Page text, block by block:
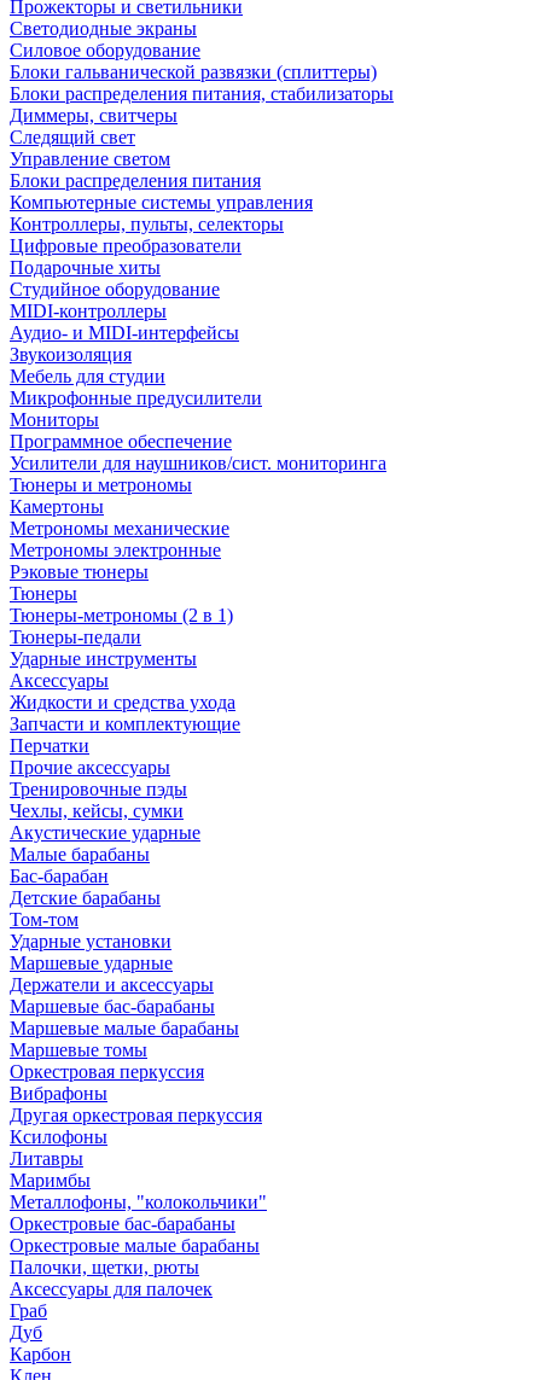
Прожекторы и светильники
Светодиодные экраны
Силовое оборудование
Блоки гальванической развязки (сплиттеры)
Блоки распределения питания, стабилизаторы
Диммеры, свитчеры
Следящий свет
Управление светом
Блоки распределения питания
Компьютерные системы управления
Контроллеры, пульты, селекторы
Цифровые преобразователи
Подарочные хиты
Студийное оборудование
MIDI-контроллеры
Аудио- и MIDI-интерфейсы
Звукоизоляция
Мебель для студии
Микрофонные предусилители
Мониторы
Программное обеспечение
Усилители для наушников/сист. мониторинга
Тюнеры и метрономы
Камертоны
Метрономы механические
Метрономы электронные
Рэковые тюнеры
Тюнеры
Тюнеры-метрономы (2 в 1)
Тюнеры-педали
Ударные инструменты
Аксессуары
Жидкости и средства ухода
Запчасти и комплектующие
Перчатки
Прочие аксессуары
Тренировочные пэды
Чехлы, кейсы, сумки
Акустические ударные
Mалые барабаны
Бас-барабан
Детские барабаны
Том-том
Ударные установки
Маршевые ударные
Держатели и аксессуары
Маршевые бас-барабаны
Маршевые малые барабаны
Маршевые томы
Оркестровая перкуссия
Вибрафоны
Другая оркестровая перкуссия
Ксилофоны
Литавры
Маримбы
Металлофоны, "колокольчики"
Оркестровые бас-барабаны
Оркестровые малые барабаны
Палочки, щетки, рюты
Аксессуары для палочек
Граб
Дуб
Карбон
Клен